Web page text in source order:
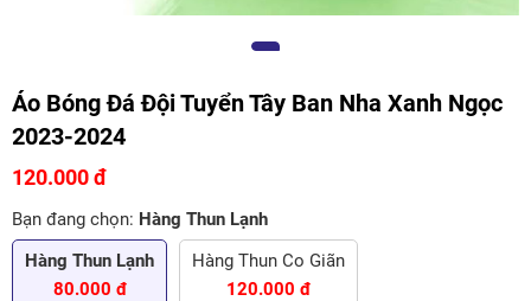
Áo Bóng Đá Đội Tuyển Tây Ban Nha Xanh Ngọc
2023-2024
120.000 đ
Bạn đang chọn: Hàng Thun Lạnh
Hàng Thun Lạnh
80.000 đ
Hàng Thun Co Giãn
120.000 đ